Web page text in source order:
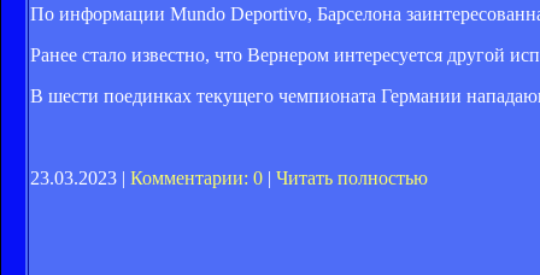
По информации Mundo Deportivo, Барселона
Ранее стало известно, что Вернером интересуется другой
В шести поединках текущего чемпионата Германии
23.03.2023 | Комментарии: 0 | Читать полностью